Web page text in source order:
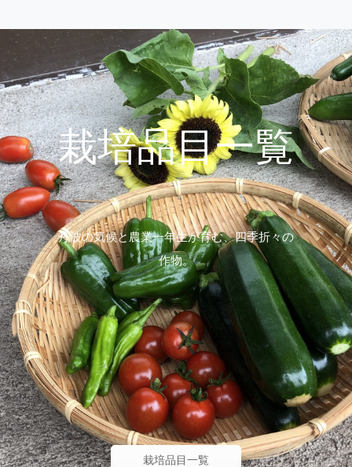
栽培品目一覧
丹波の気候と農業一年生が育む、四季折々の
作物。
栽培品目一覧